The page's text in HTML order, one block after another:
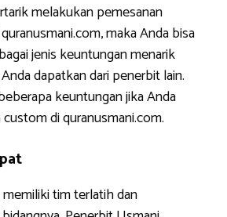
melakukan pemesanan
maka Anda bisa
jenis keuntungan menarik
dapatkan dari penerbit lain.
keuntungan jika Anda
di quranusmani.com.
tim terlatih dan